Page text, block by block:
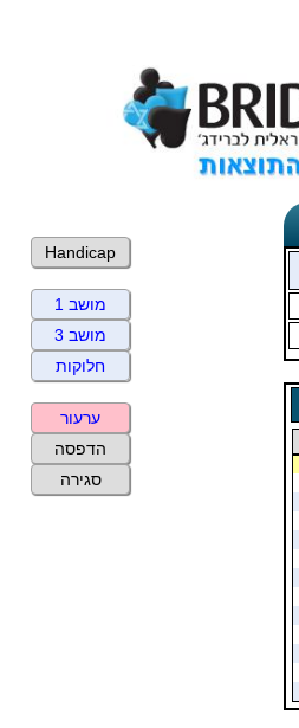
Handicap
מושב 1
מושב 3
חלוקות
ערעור
הדפסה
סגירה